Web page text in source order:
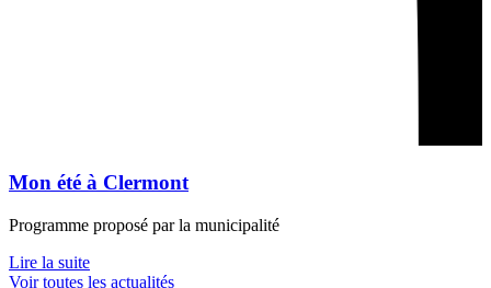
Mon été à Clermont
Programme proposé par la municipalité
Lire la suite
Voir toutes les actualités